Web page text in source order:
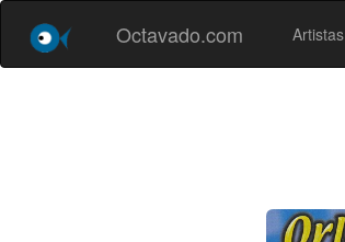
Octavado.com Artistas